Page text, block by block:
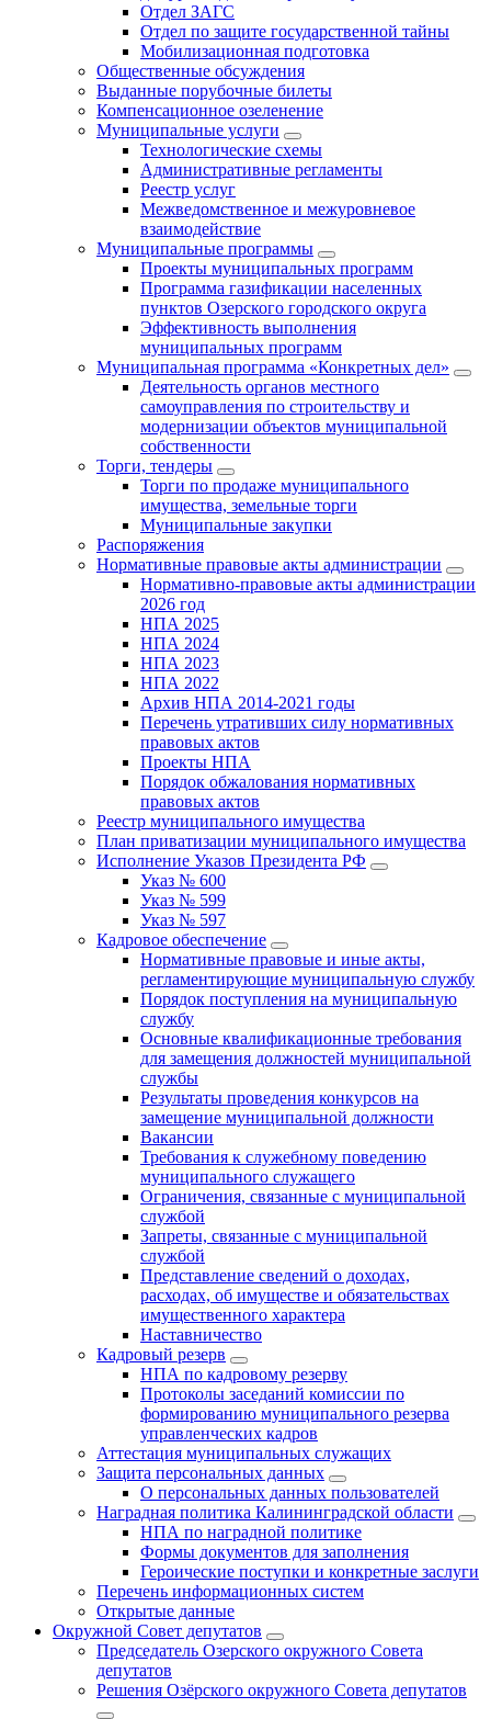
Отдел ЗАГС
Отдел по защите государственной тайны
Мобилизационная подготовка
Общественные обсуждения
Выданные порубочные билеты
Компенсационное озеленение
Муниципальные услуги
Технологические схемы
Административные регламенты
Реестр услуг
Межведомственное и межуровневое
взаимодействие
Муниципальные программы
Проекты муниципальных программ
Программа газификации населенных
пунктов Озерского городского округа
Эффективность выполнения
муниципальных программ
Муниципальная программа «Конкретных дел»
Деятельность органов местного
самоуправления по строительству и
модернизации объектов муниципальной
собственности
Торги, тендеры
Торги по продаже муниципального
имущества, земельные торги
Муниципальные закупки
Распоряжения
Нормативные правовые акты администрации
Нормативно-правовые акты администрации
2026 год
НПА 2025
НПА 2024
НПА 2023
НПА 2022
Архив НПА 2014-2021 годы
Перечень утративших силу нормативных
правовых актов
Проекты НПА
Порядок обжалования нормативных
правовых актов
Реестр муниципального имущества
План приватизации муниципального имущества
Исполнение Указов Президента РФ
Указ № 600
Указ № 599
Указ № 597
Кадровое обеспечение
Нормативные правовые и иные акты,
регламентирующие муниципальную службу
Порядок поступления на муниципальную
службу
Основные квалификационные требования
для замещения должностей муниципальной
службы
Результаты проведения конкурсов на
замещение муниципальной должности
Вакансии
Требования к служебному поведению
муниципального служащего
Ограничения, связанные с муниципальной
службой
Запреты, связанные с муниципальной
службой
Представление сведений о доходах,
расходах, об имуществе и обязательствах
имущественного характера
Наставничество
Кадровый резерв
НПА по кадровому резерву
Протоколы заседаний комиссии по
формированию муниципального резерва
управленческих кадров
Аттестация муниципальных служащих
Защита персональных данных
О персональных данных пользователей
Наградная политика Калининградской области
НПА по наградной политике
Формы документов для заполнения
Героические поступки и конкретные заслуги
Перечень информационных систем
Открытые данные
Окружной Совет депутатов
Председатель Озерского окружного Совета
депутатов
Решения Озёрского окружного Совета депутатов